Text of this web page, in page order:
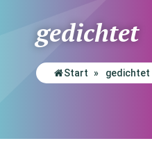
gedichtet
Start » gedichtet